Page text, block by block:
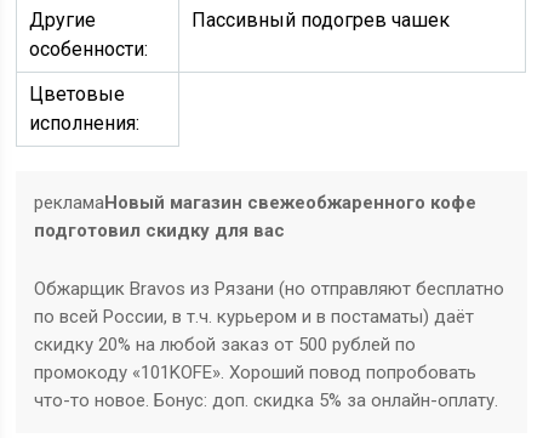
Другие
особенности:
Пассивный подогрев чашек
Цветовые
исполнения:
рекламаНовый магазин свежеобжаренного кофе
подготовил скидку для вас
Обжарщик Bravos из Рязани (но отправляют бесплатно
по всей России, в т.ч. курьером и в постаматы) даёт
скидку 20% на любой заказ от 500 рублей по
промокоду «101KOFE». Хороший повод попробовать
что-то новое. Бонус: доп. скидка 5% за онлайн-оплату.